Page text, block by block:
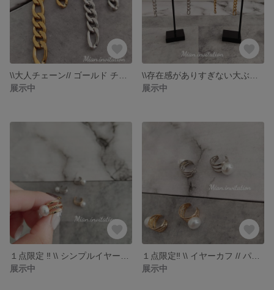
展示中
展示中
展示中
展示中